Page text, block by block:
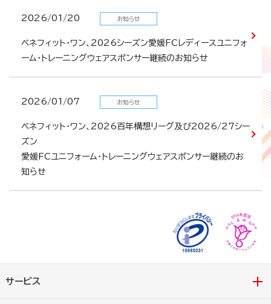
2026/01/20 お知らせ
ベネフィット・ワン、2026シーズン愛媛FCレディースユニフォ
ーム・トレーニングウェアスポンサー継続のお知らせ
2026/01/07 お知らせ
ベネフィット・ワン、2026百年構想リーグ及び2026/27シー
ズン
愛媛FCユニフォーム・トレーニングウェアスポンサー継続のお
知らせ
サービス